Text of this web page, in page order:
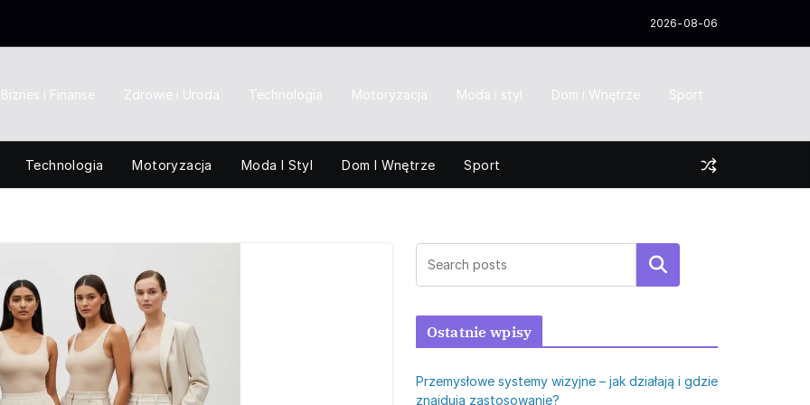
2026-08-06
Biznes i Finanse Zdrowie i Uroda Technologia Motoryzacja Moda i styl Dom i Wnętrze Sport
Technologia Motoryzacja Moda I Styl Dom I Wnętrze Sport
Szukaj
Ostatnie wpisy
Przemysłowe systemy wizyjne – jak działają i gdzie
znajdują zastosowanie?